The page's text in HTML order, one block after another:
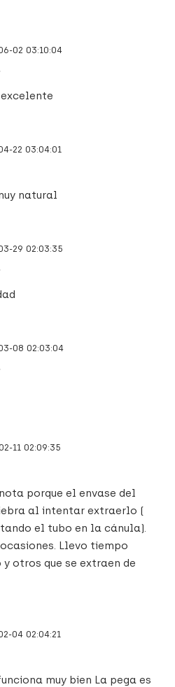
02 03:10:04
22 03:04:01
natural
29 02:03:35
08 02:03:04
11 02:09:35
porque el envase del
al intentar extraerlo (
el tubo en la cánula).
Llevo tiempo
otros que se extraen de
04 02:04:21
muy bien La pega es